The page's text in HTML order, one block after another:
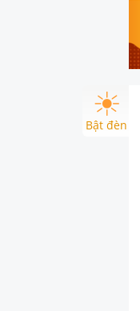
Bật đèn